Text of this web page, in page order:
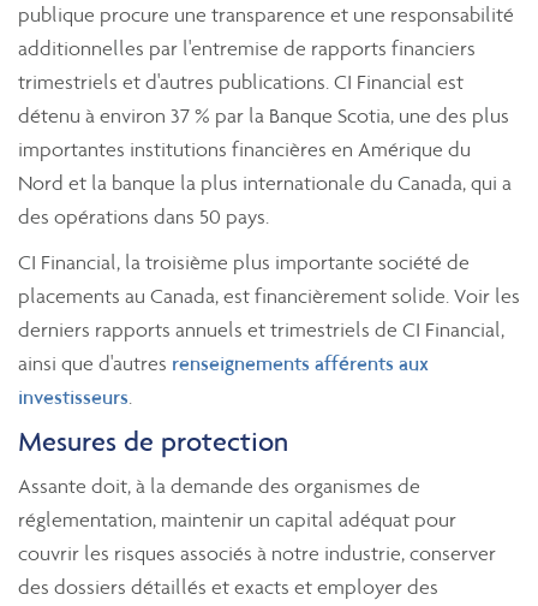
publique procure une transparence et une responsabilité
additionnelles par l'entremise de rapports financiers
trimestriels et d'autres publications. CI Financial est
détenu à environ 37 % par la Banque Scotia, une des plus
importantes institutions financières en Amérique du
Nord et la banque la plus internationale du Canada, qui a
des opérations dans 50 pays.
CI Financial, la troisième plus importante société de
placements au Canada, est financièrement solide. Voir les
derniers rapports annuels et trimestriels de CI Financial,
ainsi que d'autres renseignements afférents aux
investisseurs.
Mesures de protection
Assante doit, à la demande des organismes de
réglementation, maintenir un capital adéquat pour
couvrir les risques associés à notre industrie, conserver
des dossiers détaillés et exacts et employer des